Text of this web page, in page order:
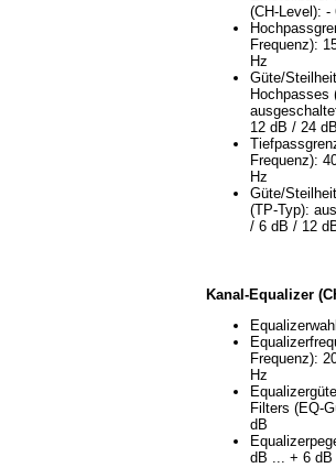
(CH-Level):
Frequenz):
Hz
Güte/
Hochpasses
12 dB / 24
Frequenz):
Hz
Güte/
(TP-Typ):
/ 6 dB / 12
Kanal-Equalizer
Frequenz):
Hz
Filters (EQ-
dB
dB ... + 6 dB